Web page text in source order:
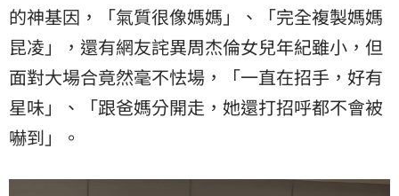
的神基因，「氣質很像媽媽」、「完全複製媽媽
昆凌」，還有網友詫異周杰倫女兒年紀雖小，但
面對大場合竟然毫不怯場，「一直在招手，好有
星味」、「跟爸媽分開走，她還打招呼都不會被
嚇到」。